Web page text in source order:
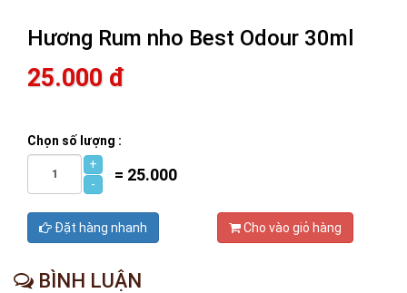
Hương Rum nho Best Odour 30ml
25.000 đ
Chọn số lượng :
+
-
= 25.000
Đặt hàng nhanh Cho vào giỏ hàng
BÌNH LUẬN